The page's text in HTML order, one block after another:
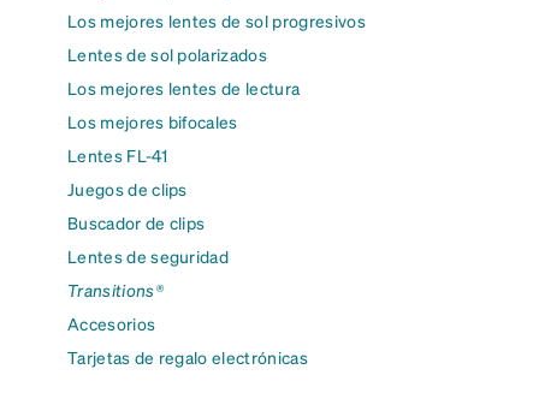
Los mejores lentes de sol progresivos
Lentes de sol polarizados
Los mejores lentes de lectura
Los mejores bifocales
Lentes FL-41
Juegos de clips
Buscador de clips
Lentes de seguridad
Transitions®
Accesorios
Tarjetas de regalo electrónicas